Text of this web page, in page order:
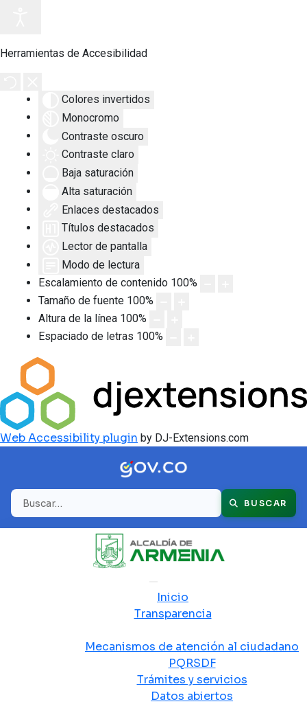
Herramientas de Accesibilidad
Colores invertidos
Monocromo
Contraste oscuro
Contraste claro
Baja saturación
Alta saturación
Enlaces destacados
Títulos destacados
Lector de pantalla
Modo de lectura
Escalamiento de contenido 100%
Tamaño de fuente 100%
Altura de la línea 100%
Espaciado de letras 100%
Web Accessibility plugin by DJ-Extensions.com
Buscar BUSCAR
Inicio
Transparencia
Mecanismos de atención al ciudadano
PQRSDF
Trámites y servicios
Datos abiertos